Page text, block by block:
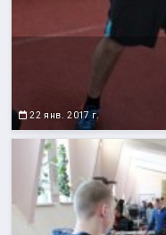
22 янв. 2017 г.